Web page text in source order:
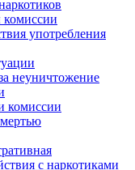
употребления
неуничтожение
комиссии
с наркотиками